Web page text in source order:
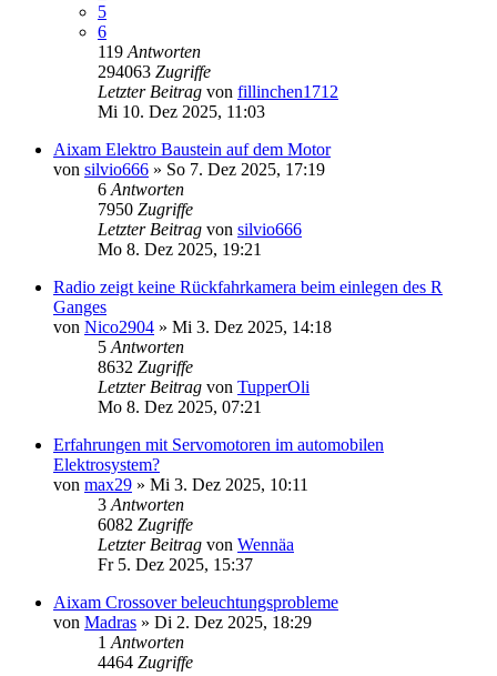
5
6
119Antworten
294063 Zugriffe
Letzter Beitrag von fillinchen1712
Mi 10. Dez 2025, 11:03
Aixam Elektro Baustein auf dem Motor
von silvio666 » So 7. Dez 2025, 17:19
6Antworten
7950 Zugriffe
Letzter Beitrag von silvio666
Mo 8. Dez 2025, 19:21
Radio zeigt keine Rückfahrkamera beim einlegen des R
Ganges
von Nico2904 » Mi 3. Dez 2025, 14:18
5Antworten
8632 Zugriffe
Letzter Beitrag von TupperOli
Mo 8. Dez 2025, 07:21
Erfahrungen mit Servomotoren im automobilen
Elektrosystem?
von max29 » Mi 3. Dez 2025, 10:11
3Antworten
6082 Zugriffe
Letzter Beitrag von Wennäa
Fr 5. Dez 2025, 15:37
Aixam Crossover beleuchtungsprobleme
von Madras » Di 2. Dez 2025, 18:29
1Antworten
4464 Zugriffe